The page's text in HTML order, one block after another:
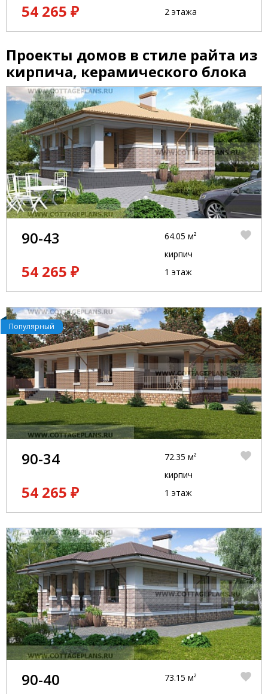
54 265 ₽
2 этажа
Проекты домов в стиле райта из
кирпича, керамического блока
90-43
54 265 ₽
64.05 м²
кирпич
1 этаж
Популярный
90-34
54 265 ₽
72.35 м²
кирпич
1 этаж
90-40
73.15 м²